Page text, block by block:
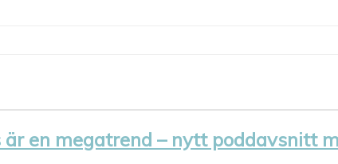
en megatrend – nytt poddavsnitt